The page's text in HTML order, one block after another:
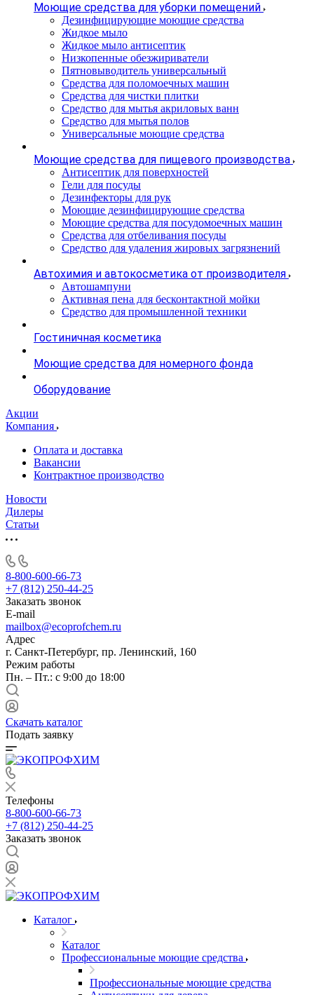
Моющие средства для уборки помещений
Дезинфицирующие моющие средства
Жидкое мыло
Жидкое мыло антисептик
Низкопенные обезжириватели
Пятновыводитель универсальный
Средства для поломоечных машин
Средства для чистки плитки
Средство для мытья акриловых ванн
Средство для мытья полов
Универсальные моющие средства
Моющие средства для пищевого производства
Антисептик для поверхностей
Гели для посуды
Дезинфекторы для рук
Моющие дезинфицирующие средства
Моющие средства для посудомоечных машин
Средства для отбеливания посуды
Средство для удаления жировых загрязнений
Автохимия и автокосметика от производителя
Автошампуни
Активная пена для бесконтактной мойки
Средство для промышленной техники
Гостиничная косметика
Моющие средства для номерного фонда
Оборудование
Акции
Компания
Оплата и доставка
Вакансии
Контрактное производство
Новости
Дилеры
Статьи
8-800-600-66-73
+7 (812) 250-44-25
Заказать звонок
E-mail
mailbox@ecoprofchem.ru
Адрес
г. Санкт-Петербург, пр. Ленинский, 160
Режим работы
Пн. – Пт.: с 9:00 до 18:00
Скачать каталог
Подать заявку
Телефоны
8-800-600-66-73
+7 (812) 250-44-25
Заказать звонок
Каталог
Каталог
Профессиональные моющие средства
Профессиональные моющие средства